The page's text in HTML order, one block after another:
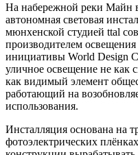
На набережной реки Майн
автономная световая
мюнхенской студией ttal
производителем
инициативы World Design
уличное освещение не как
как видимый элемент
работающий на
использования.
Инсталляция основана на
фотоэлектрических